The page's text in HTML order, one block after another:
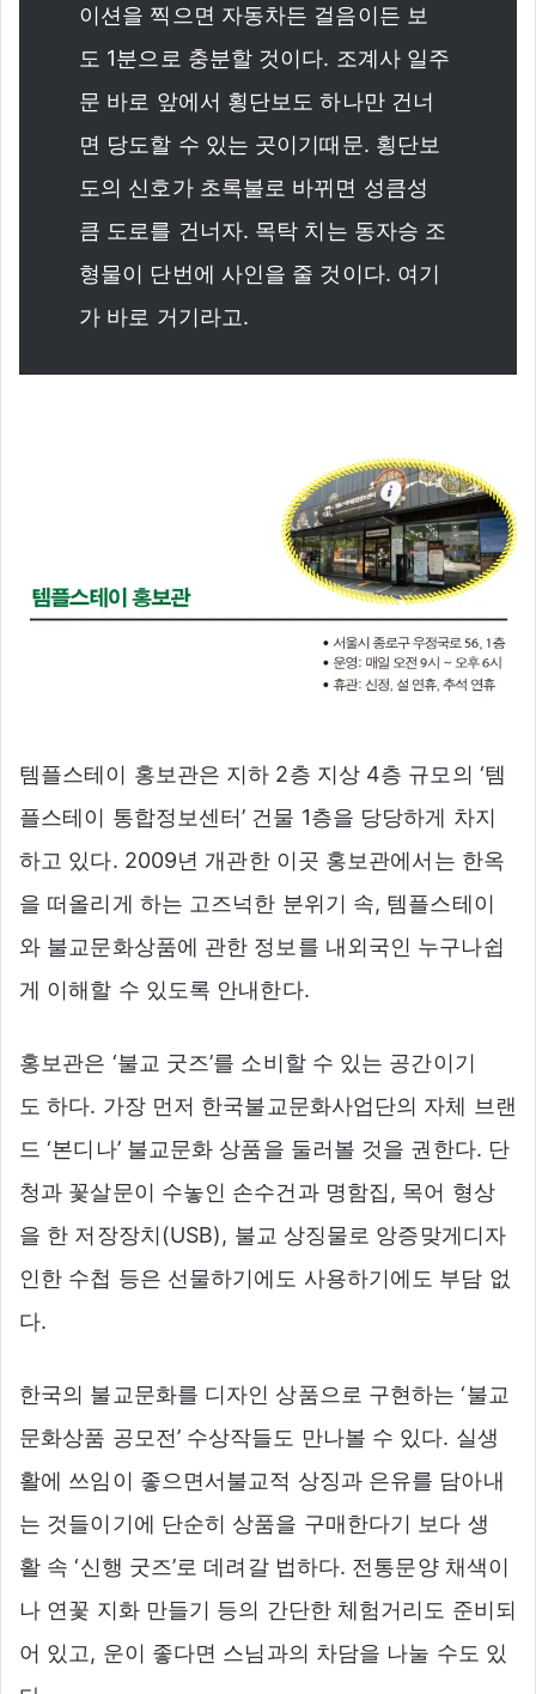
이션을 찍으면 자동차든 걸음이든 보
도 1분으로 충분할 것이다. 조계사 일주
문 바로 앞에서 횡단보도 하나만 건너
면 당도할 수 있는 곳이기때문. 횡단보
도의 신호가 초록불로 바뀌면 성큼성
큼 도로를 건너자. 목탁 치는 동자승 조
형물이 단번에 사인을 줄 것이다. 여기
가 바로 거기라고.
템플스테이 홍보관은 지하 2층 지상 4층 규모의 ‘템
플스테이 통합정보센터’ 건물 1층을 당당하게 차지
하고 있다. 2009년 개관한 이곳 홍보관에서는 한옥
을 떠올리게 하는 고즈넉한 분위기 속, 템플스테이
와 불교문화상품에 관한 정보를 내외국인 누구나쉽
게 이해할 수 있도록 안내한다.
홍보관은 ‘불교 굿즈’를 소비할 수 있는 공간이기
도 하다. 가장 먼저 한국불교문화사업단의 자체 브랜
드 ‘본디나’ 불교문화 상품을 둘러볼 것을 권한다. 단
청과 꽃살문이 수놓인 손수건과 명함집, 목어 형상
을 한 저장장치(USB), 불교 상징물로 앙증맞게디자
인한 수첩 등은 선물하기에도 사용하기에도 부담 없
다.
한국의 불교문화를 디자인 상품으로 구현하는 ‘불교
문화상품 공모전’ 수상작들도 만나볼 수 있다. 실생
활에 쓰임이 좋으면서불교적 상징과 은유를 담아내
는 것들이기에 단순히 상품을 구매한다기 보다 생
활 속 ‘신행 굿즈’로 데려갈 법하다. 전통문양 채색이
나 연꽃 지화 만들기 등의 간단한 체험거리도 준비되
어 있고, 운이 좋다면 스님과의 차담을 나눌 수도 있